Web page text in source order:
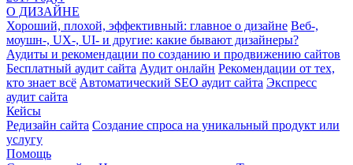
О ДИЗАЙНЕ
Хороший, плохой, эффективный: главное о дизайне Веб-,
моушн-, UX-, UI- и другие: какие бывают дизайнеры?
Аудиты и рекомендации по созданию и продвижению сайтов
Бесплатный аудит сайта Аудит онлайн Рекомендации от тех,
кто знает всё Автоматический SEO аудит сайта Экспресс
аудит сайта
Кейсы
Редизайн сайта Создание спроса на уникальный продукт или
услугу
Помощь